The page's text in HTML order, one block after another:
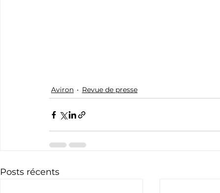
Aviron Revue de presse
Posts récents